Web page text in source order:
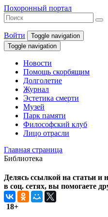
Похоронный портал
Войти
Toggle navigation
Toggle navigation
Новости
Помощь скорбящим
Долголетие
Журнал
Эстетика смерти
Музей
Парк памяти
Философский клуб
Лицо отрасли
Главная страница
Библиотека
Делясь ссылкой на статьи и
в соц. сетях, вы помогаете
18+